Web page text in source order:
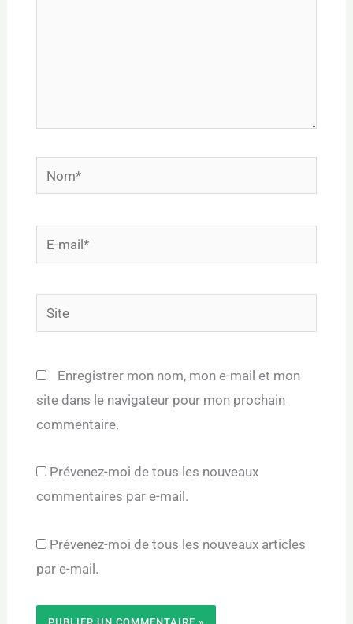
Nom*
mail*
Site
Enregistrer mon nom, mon e-mail et mon
site dans le navigateur pour mon prochain
commentaire.
Prévenez-moi de tous les nouveaux
commentaires par e-mail.
Prévenez-moi de tous les nouveaux articles
par e-mail.